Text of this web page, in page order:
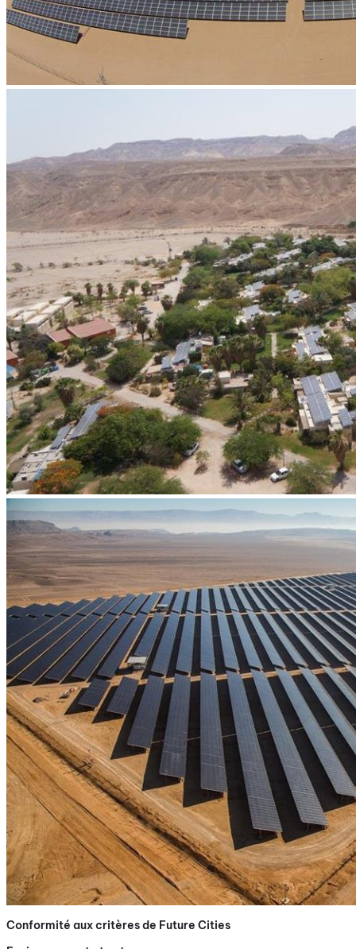
Conformité aux critères de Future Cities